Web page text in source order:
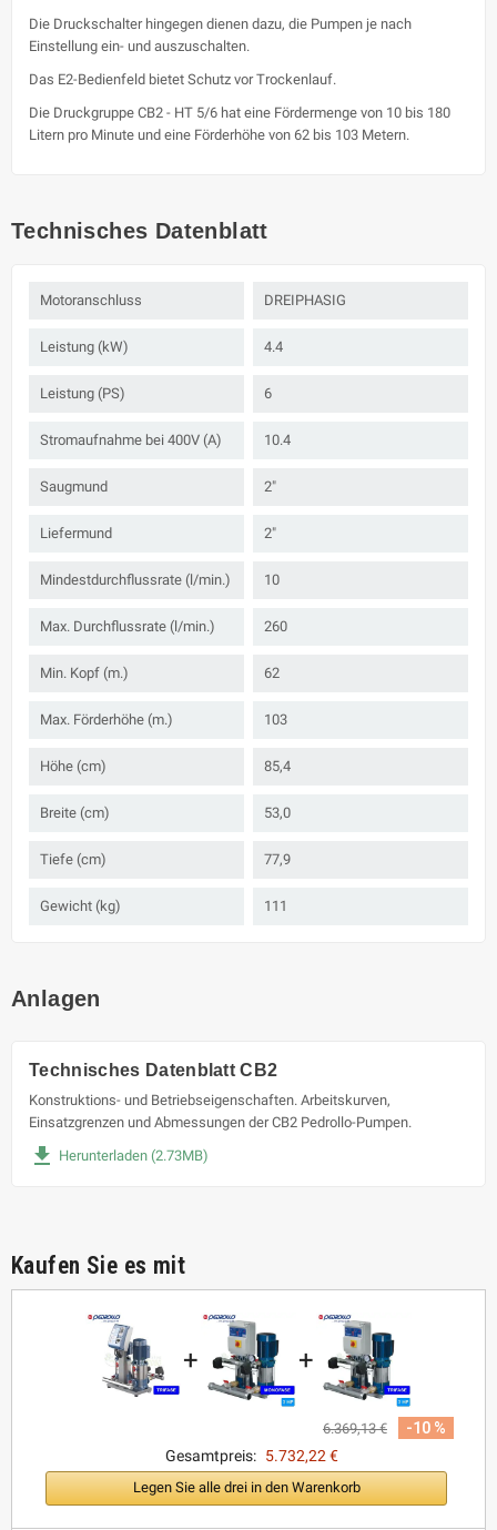
Die Druckschalter hingegen dienen dazu, die Pumpen je nach
Einstellung ein- und auszuschalten.
Das E2-Bedienfeld bietet Schutz vor Trockenlauf.
Die Druckgruppe CB2 - HT 5/6 hat eine Fördermenge von 10 bis 180
Litern pro Minute und eine Förderhöhe von 62 bis 103 Metern.
Technisches Datenblatt
Motoranschluss DREIPHASIG
Leistung (kW) 4.4
Leistung (PS) 6
Stromaufnahme bei 400V (A) 10.4
Saugmund 2"
Liefermund 2"
Mindestdurchflussrate (l/min.) 10
Max. Durchflussrate (l/min.) 260
Min. Kopf (m.) 62
Max. Förderhöhe (m.) 103
Höhe (cm) 85,4
Breite (cm) 53,0
Tiefe (cm) 77,9
Gewicht (kg) 111
Anlagen
Technisches Datenblatt CB2
Konstruktions- und Betriebseigenschaften. Arbeitskurven,
Einsatzgrenzen und Abmessungen der CB2 Pedrollo-Pumpen.
file_download Herunterladen (2.73MB)
Kaufen Sie es mit
+ +
6.369,13 €
-10 %
Gesamtpreis: 5.732,22 €
Legen Sie alle drei in den Warenkorb